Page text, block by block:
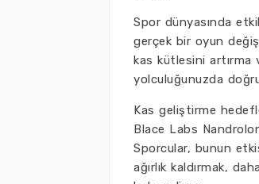
Spor dünyasında
gerçek bir oyun
kas kütlesini artırma
yolculuğunuzda
Kas geliştirme
Blace Labs
Sporcular, bunun
ağırlık kaldırmak,